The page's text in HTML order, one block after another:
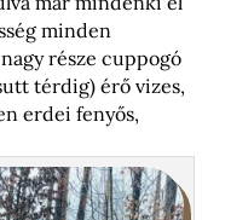
minden
része cuppogó
térdig) érő vizes,
erdei fenyős,